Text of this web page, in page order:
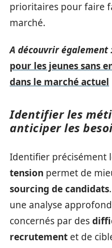
prioritaires pour faire
marché.
A découvrir également
pour les jeunes sans
dans le marché actuel
Identifier les
anticiper les
Identifier précisément
tension permet de
sourcing de candidats
une analyse
concernés par des
recrutement et de